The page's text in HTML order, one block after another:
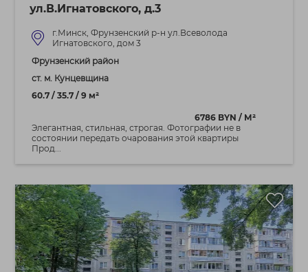
ул.В.Игнатовского, д.3
г.Минск, Фрунзенский р-н ул.Всеволода
Игнатовского, дом 3
Фрунзенский район
ст. м. Кунцевщина
60.7 / 35.7 / 9 м²
6786 BYN / М²
Элегантная, стильная, строгая. Фотографии не в
состоянии передать очарования этой квартиры
Прод...